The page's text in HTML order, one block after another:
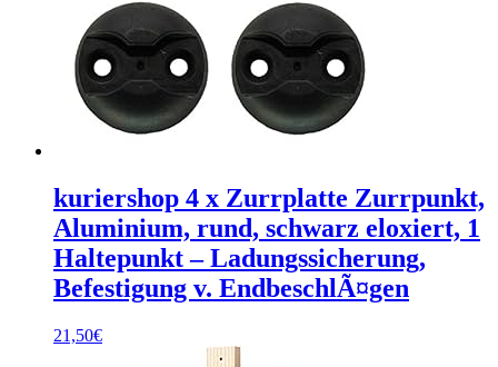
kuriershop 4 x Zurrplatte Zurrpunkt,
Aluminium, rund, schwarz eloxiert, 1
Haltepunkt – Ladungssicherung,
Befestigung v. EndbeschlÃ¤gen
21,50€